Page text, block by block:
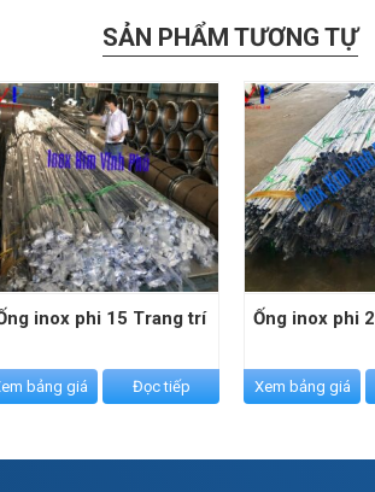
SẢN PHẨM TƯƠNG TỰ
inox phi 15 Trang trí
bảng giá Đọc tiếp
Ống inox phi
Xem bảng giá